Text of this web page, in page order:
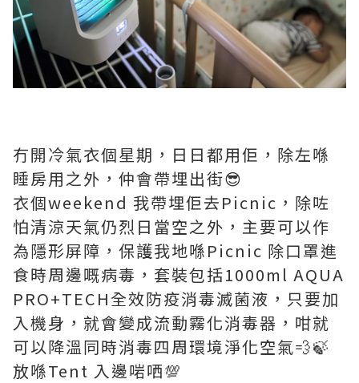
冇開冷氣衣個星期，日日都用佢，除左喺
睡房用之外，仲會帶埋出街😎
衣個weekend 我帶埋佢去Picnic，除咗
怕清涼天氣仍烈日當空之外，主要可以作
為隱形屏障，保護我地喺Picnic 除口罩進
食時周邊嘅病毒，套裝包括1000ml AQUA
PRO+TECH全效防疫消毒滅菌液，只要加
入機身，就會變成流動霧化消毒器，咁就
可以降溫同時消毒四周環境淨化空氣💨🍃
放喺Tent 入邊啱哂💯